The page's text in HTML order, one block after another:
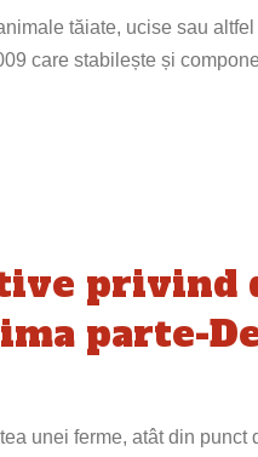
tăiate, ucise sau
care stabilește și
privind
parte-
unei ferme, atât din